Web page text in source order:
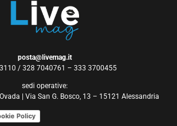
posta@livemag.it
/ 328 7040761 – 333 3700455
sedi operative:
| Via San G. Bosco, 13 – 15121 Alessandria
Policy